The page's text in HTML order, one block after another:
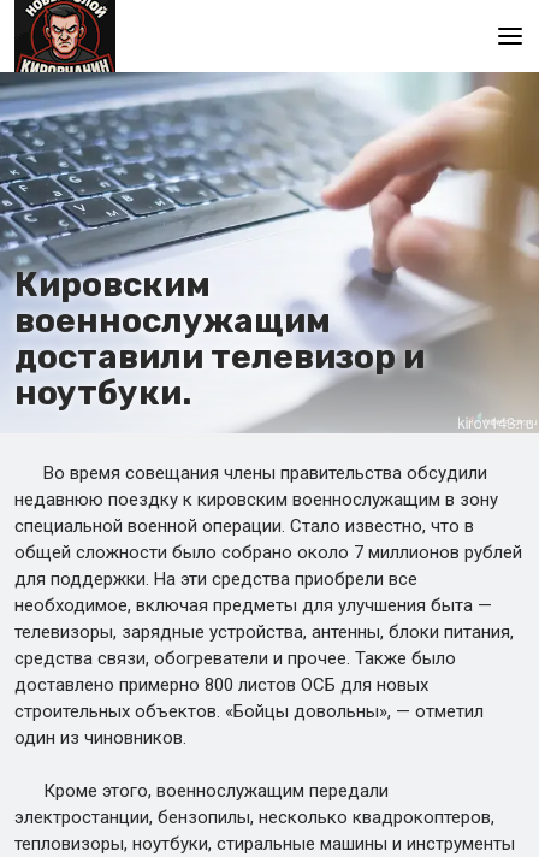
Главная
Кировским
военнослужащим
доставили телевизор и
ноутбуки.
Во время совещания члены правительства обсудили
недавнюю поездку к кировским военнослужащим в зону
специальной военной операции. Стало известно, что в
общей сложности было собрано около 7 миллионов рублей
для поддержки. На эти средства приобрели все
необходимое, включая предметы для улучшения быта —
телевизоры, зарядные устройства, антенны, блоки питания,
средства связи, обогреватели и прочее. Также было
доставлено примерно 800 листов ОСБ для новых
строительных объектов. «Бойцы довольны», — отметил
один из чиновников.
Кроме этого, военнослужащим передали
электростанции, бензопилы, несколько квадрокоптеров,
тепловизоры, ноутбуки, стиральные машины и инструменты